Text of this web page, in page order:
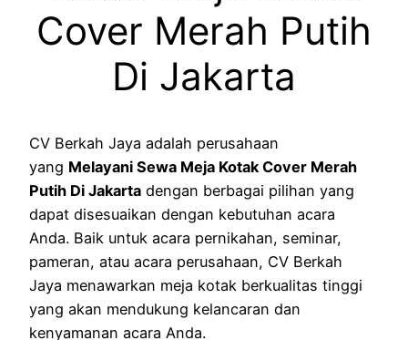
Cover Merah Putih
Di Jakarta
CV Berkah Jaya adalah perusahaan
yang Melayani Sewa Meja Kotak Cover Merah
Putih Di Jakarta dengan berbagai pilihan yang
dapat disesuaikan dengan kebutuhan acara
Anda. Baik untuk acara pernikahan, seminar,
pameran, atau acara perusahaan, CV Berkah
Jaya menawarkan meja kotak berkualitas tinggi
yang akan mendukung kelancaran dan
kenyamanan acara Anda.